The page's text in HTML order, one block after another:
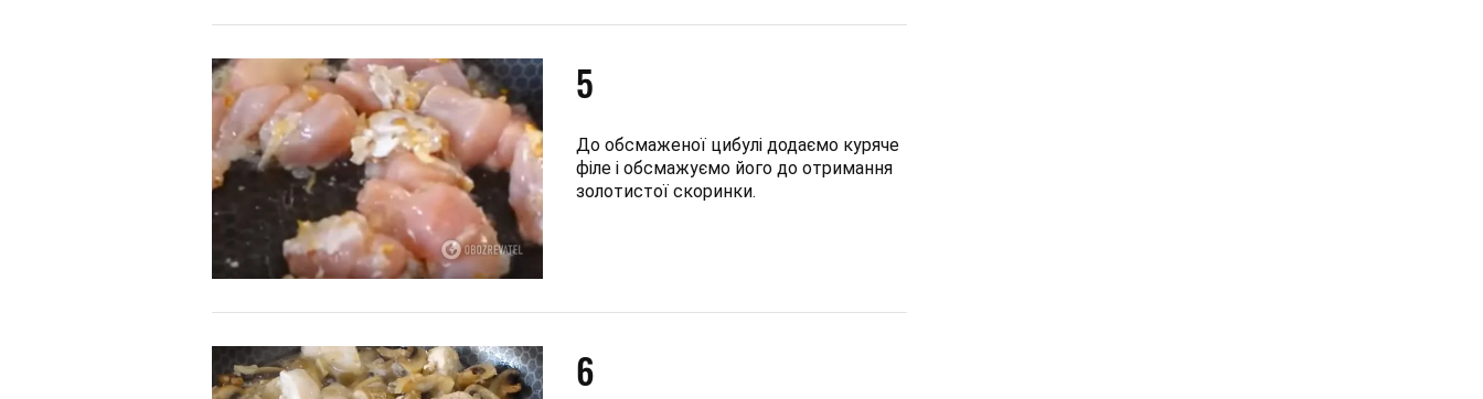
5
До обсмаженої цибулі додаємо куряче
філе і обсмажуємо його до отримання
золотистої скоринки.
6